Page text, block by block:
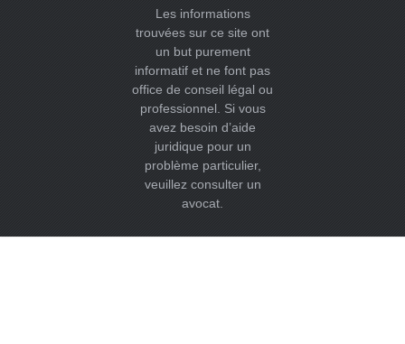
Les informations
trouvées sur ce site ont
un but purement
informatif et ne font pas
office de conseil légal ou
professionnel. Si vous
avez besoin d’aide
juridique pour un
problème particulier,
veuillez consulter un
avocat.